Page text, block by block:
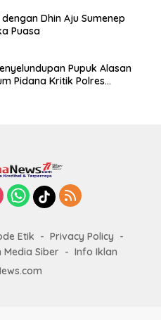
Dhin Aju Sumenep
Puasa
Pupuk Alasan
Pidana Kritik Polres
Etik
Privacy Policy
Media Siber
Info Iklan